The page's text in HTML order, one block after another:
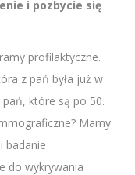
i pozbycie się
profilaktyczne.
z pań była już w
które są po 50.
Mamy
badanie
do wykrywania